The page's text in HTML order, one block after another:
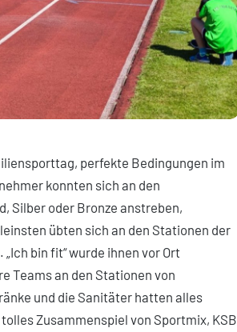
perfekte Bedingungen im
konnten sich an den
Silber oder Bronze anstreben,
übten sich an den Stationen der
bin fit“ wurde ihnen vor Ort
Teams an den Stationen von
und die Sanitäter hatten alles
Zusammenspiel von Sportmix, KSB